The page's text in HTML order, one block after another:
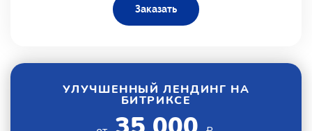
Заказать
УЛУЧШЕННЫЙ ЛЕНДИНГ НА
БИТРИКСЕ